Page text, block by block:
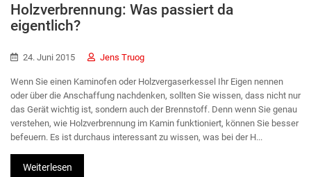
Holzverbrennung: Was passiert da
eigentlich?
24. Juni 2015 Jens Truog
Wenn Sie einen Kaminofen oder Holzvergaserkessel Ihr Eigen nennen
oder über die Anschaffung nachdenken, sollten Sie wissen, dass nicht nur
das Gerät wichtig ist, sondern auch der Brennstoff. Denn wenn Sie genau
verstehen, wie Holzverbrennung im Kamin funktioniert, können Sie besser
befeuern. Es ist durchaus interessant zu wissen, was bei der H...
Weiterlesen